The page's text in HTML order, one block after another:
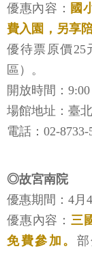
優惠內容： 國
費入園，另享
優待票原價25
區）。
開放時間：
場館地址：臺
電話：02-8733-
◎故宮南院
優惠期間：4月
優惠內容： 三
免費參加。